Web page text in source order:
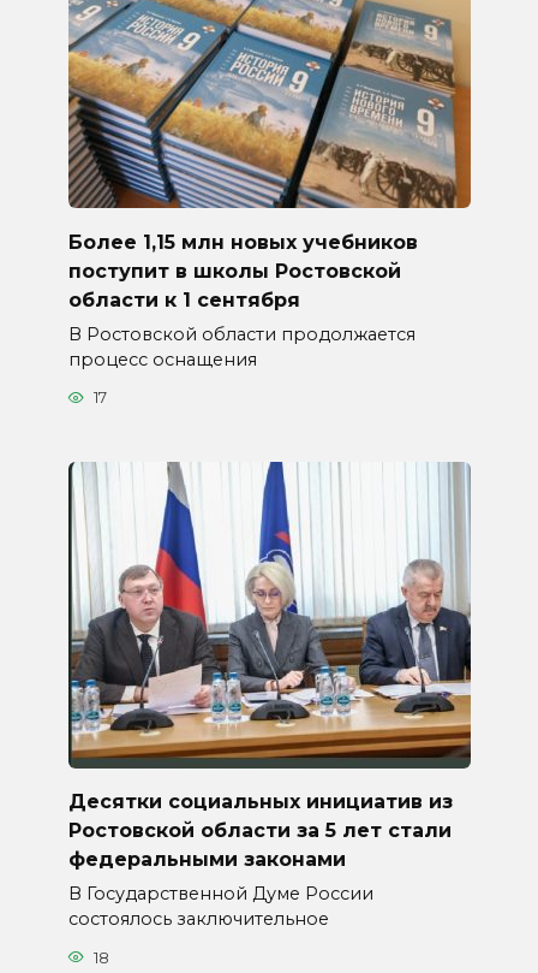
Более 1,15 млн новых учебников
поступит в школы Ростовской
области к 1 сентября
В Ростовской области продолжается
процесс оснащения
17
Десятки социальных инициатив из
Ростовской области за 5 лет стали
федеральными законами
В Государственной Думе России
состоялось заключительное
18